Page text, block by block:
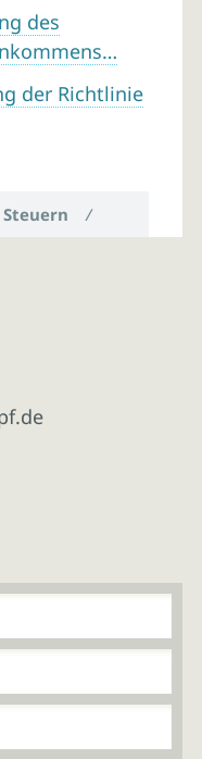
des
der Richtlinie
Steuern /